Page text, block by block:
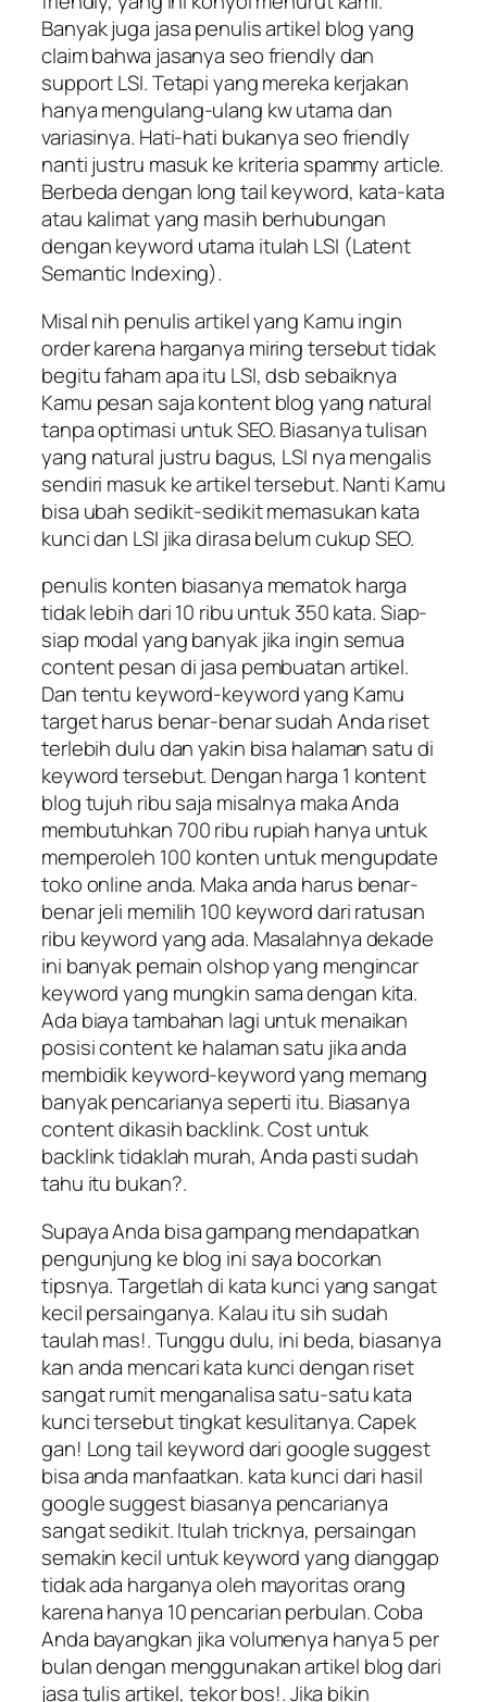
Banyak juga jasa penulis artikel blog yang
claim bahwa jasanya seo friendly dan
support LSI. Tetapi yang mereka kerjakan
hanya mengulang-ulang kw utama dan
variasinya. Hati-hati bukanya seo friendly
nanti justru masuk ke kriteria spammy article.
Berbeda dengan long tail keyword, kata-kata
atau kalimat yang masih berhubungan
dengan keyword utama itulah LSI (Latent
Semantic Indexing).
Misal nih penulis artikel yang Kamu ingin
order karena harganya miring tersebut tidak
begitu faham apa itu LSI, dsb sebaiknya
Kamu pesan saja kontent blog yang natural
tanpa optimasi untuk SEO. Biasanya tulisan
yang natural justru bagus, LSI nya mengalis
sendiri masuk ke artikel tersebut. Nanti Kamu
bisa ubah sedikit-sedikit memasukan kata
kunci dan LSI jika dirasa belum cukup SEO.
penulis konten biasanya mematok harga
tidak lebih dari 10 ribu untuk 350 kata. Siap-
siap modal yang banyak jika ingin semua
content pesan di jasa pembuatan artikel.
Dan tentu keyword-keyword yang Kamu
target harus benar-benar sudah Anda riset
terlebih dulu dan yakin bisa halaman satu di
keyword tersebut. Dengan harga 1 kontent
blog tujuh ribu saja misalnya maka Anda
membutuhkan 700 ribu rupiah hanya untuk
memperoleh 100 konten untuk mengupdate
toko online anda. Maka anda harus benar-
benar jeli memilih 100 keyword dari ratusan
ribu keyword yang ada. Masalahnya dekade
ini banyak pemain olshop yang mengincar
keyword yang mungkin sama dengan kita.
Ada biaya tambahan lagi untuk menaikan
posisi content ke halaman satu jika anda
membidik keyword-keyword yang memang
banyak pencarianya seperti itu. Biasanya
content dikasih backlink. Cost untuk
backlink tidaklah murah, Anda pasti sudah
tahu itu bukan?.
Supaya Anda bisa gampang mendapatkan
pengunjung ke blog ini saya bocorkan
tipsnya. Targetlah di kata kunci yang sangat
kecil persainganya. Kalau itu sih sudah
taulah mas!. Tunggu dulu, ini beda, biasanya
kan anda mencari kata kunci dengan riset
sangat rumit menganalisa satu-satu kata
kunci tersebut tingkat kesulitanya. Capek
gan! Long tail keyword dari google suggest
bisa anda manfaatkan. kata kunci dari hasil
google suggest biasanya pencarianya
sangat sedikit. Itulah tricknya, persaingan
semakin kecil untuk keyword yang dianggap
tidak ada harganya oleh mayoritas orang
karena hanya 10 pencarian perbulan. Coba
Anda bayangkan jika volumenya hanya 5 per
bulan dengan menggunakan artikel blog dari
jasa tulis artikel, tekor bos!. Jika bikin